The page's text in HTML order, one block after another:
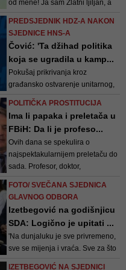
od mene! Ja sam Zlatni ljiljan, a
Kasumović
PREDSJEDNIK HDZ-A NAKON
SJEDNICE HNS-A
Čović: 'Ta džihad politika
koja se ugradila u kamp...
Pokušaj prikrivanja kroz
građansko ostvarenje unitarnog,
a to sam rekao predstavnicima
je put da se sruši BiH. To je
najozbiljniji udar na BiH i rušenje
ustavnog poretka BiH. To je
brutalna izmjena sadašnjeg
Ustava BiH - nagl...
POLITIČKA PROSTITUCIJA
Ima li papaka i preletača u
FBiH: Da li je profeso...
Ovih dana se spekulira o
najspektakularnijem preletaču do
sada. Profesor, doktor,
Amerikanac, a Bosanac. Mirsad
bez infrastrukture i političkog
iskustva, osvoji simpatije
intelektualnih krugo...
FOTO/ SVEČANA SJEDNICA
GLAVNOG ODBORA
Izetbegović na godišnjicu
SDA: Logično je upitati ...
'Na dunjaluku je sve privremeno,
sve se mijenja i vraća. Sve za što
smo se borili, i mislili da smo
IZETBEGOVIĆ NA SJEDNICI